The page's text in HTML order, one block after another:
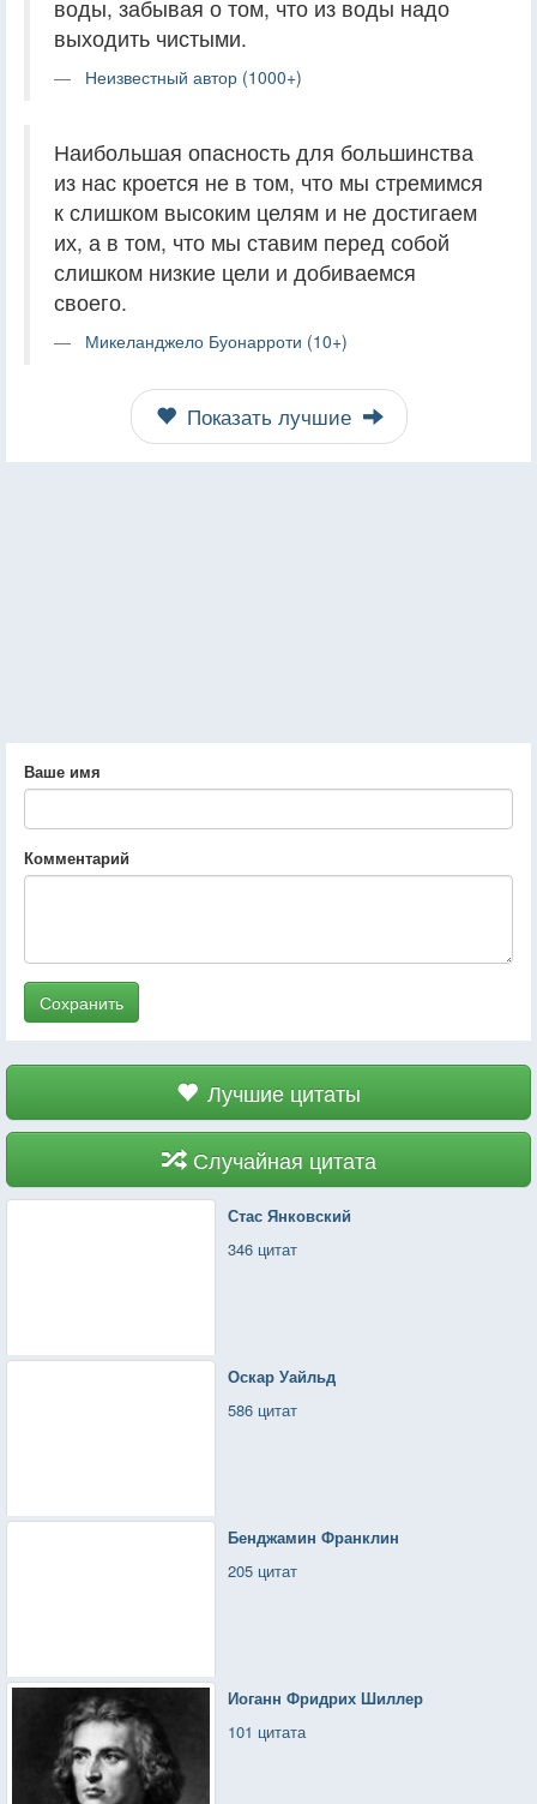
воды, забывая о том, что из воды надо
выходить чистыми.
Неизвестный автор (1000+)
Наибольшая опасность для большинства
из нас кроется не в том, что мы стремимся
к слишком высоким целям и не достигаем
их, а в том, что мы ставим перед собой
слишком низкие цели и добиваемся
своего.
Микеланджело Буонарроти (10+)
Показать лучшие
Ваше имя
Комментарий
Сохранить
Лучшие цитаты
Случайная цитата
Стас Янковский
346 цитат
Оскар Уайльд
586 цитат
Бенджамин Франклин
205 цитат
Иоганн Фридрих Шиллер
101 цитата